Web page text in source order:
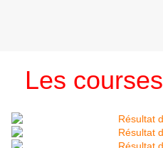
Les courses